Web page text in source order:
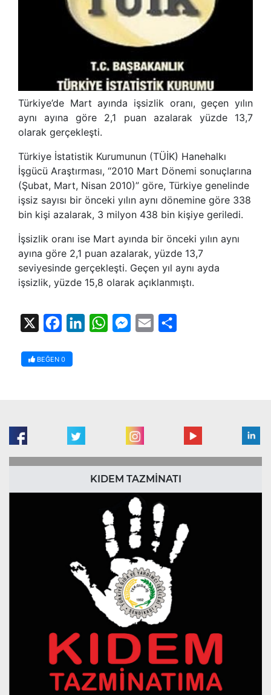
Türkiye’de Mart ayında işsizlik oranı, geçen yılın
aynı ayına göre 2,1 puan azalarak yüzde 13,7
olarak gerçekleşti.
Türkiye İstatistik Kurumunun (TÜİK) Hanehalkı
İşgücü Araştırması, “2010 Mart Dönemi sonuçlarına
(Şubat, Mart, Nisan 2010)” göre, Türkiye genelinde
işsiz sayısı bir önceki yılın aynı dönemine göre 338
bin kişi azalarak, 3 milyon 438 bin kişiye geriledi.
İşsizlik oranı ise Mart ayında bir önceki yılın aynı
ayına göre 2,1 puan azalarak, yüzde 13,7
seviyesinde gerçekleşti. Geçen yıl aynı ayda
işsizlik, yüzde 15,8 olarak açıklanmıştı.
FacebookLinkedInWhatsAppMessenger
Email
BEĞEN 0
KIDEM TAZMİNATI